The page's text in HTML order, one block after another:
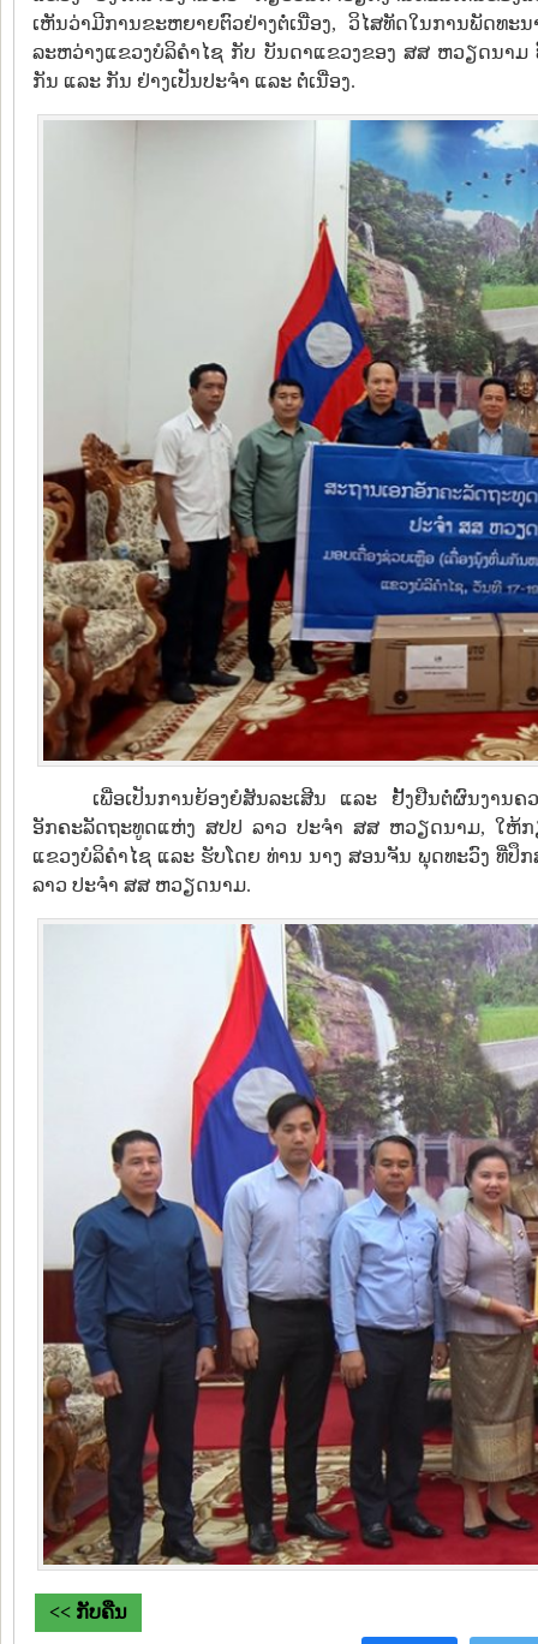
ເຫັນວ່າມີການຂະຫຍາຍຕົວຢ່າງຕໍ່ເນື່ອງ, ວິໄສທັດໃນການພັດທ
ລະຫວ່າງແຂວງບໍລິຄຳໄຊ ກັບ ບັນດາແຂວງຂອງ ສສ ຫວຽດນາ
ກັນ ແລະ ກັນ ຢ່າງເປັນປະຈຳ ແລະ ຕໍ່ເນື່ອງ.
ເພື່ອເປັນການຍ້ອງຍໍສັນລະເສີນ ແລະ ຢັ້ງຢືນຕໍ່ຜົນງານ
ອັກຄະລັດຖະທູດແຫ່ງ ສປປ ລາວ ປະຈຳ ສສ ຫວຽດນາມ, ໃຫ້ກ
ແຂວງບໍລິຄໍາໄຊ ແລະ ຮັບໂດຍ ທ່ານ ນາງ ສອນຈັນ ພຸດທະວົງ ທີ່
ລາວ ປະຈຳ ສສ ຫວຽດນາມ.
<< ກັບຄືນ